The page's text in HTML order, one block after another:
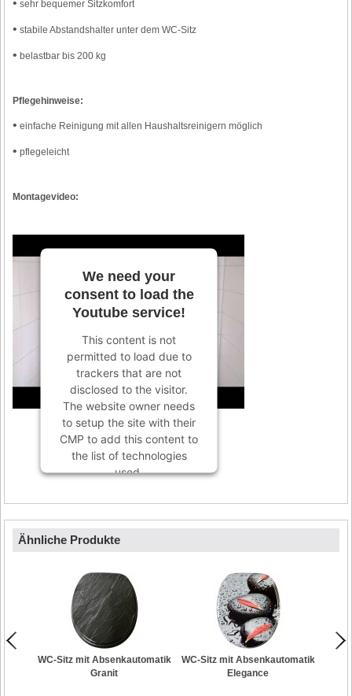
sehr bequemer Sitzkomfort
• stabile Abstandshalter unter dem WC-Sitz
• belastbar bis 200 kg
Pflegehinweise:
• einfache Reinigung mit allen Haushaltsreinigern möglich
• pflegeleicht
Montagevideo:
We need your
consent to load the
Youtube service!
This content is not
permitted to load due to
trackers that are not
disclosed to the visitor.
The website owner needs
to setup the site with their
CMP to add this content to
the list of technologies
used.
Platform
Ähnliche Produkte
WC-Sitz mit Absenkautomatik
Granit
WC-Sitz mit Absenkautomatik
Elegance